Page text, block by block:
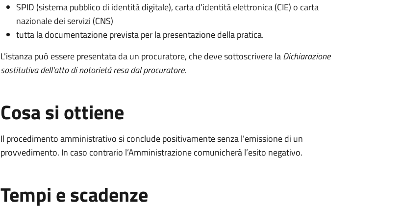
SPID (sistema pubblico di identità digitale), carta d’identità elettronica (CIE) o carta
nazionale dei servizi (CNS)
tutta la documentazione prevista per la presentazione della pratica.
L'istanza può essere presentata da un procuratore, che deve sottoscrivere laDichiarazione
sostitutiva dell'atto di notorietà resa dal procuratore.
Cosa si ottiene
Il procedimento amministrativo si conclude positivamente senza l’emissione di un
provvedimento. In caso contrario l’Amministrazione comunicherà l’esito negativo.
Tempi e scadenze